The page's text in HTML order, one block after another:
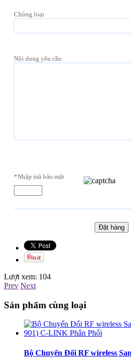
Chủng loại
Nội dung yêu cầu
*Nhập mã bảo mật
Lượt xem: 104
Prev Next
Sản phẩm cùng loại
Bộ Chuyển Đổi RF wireless